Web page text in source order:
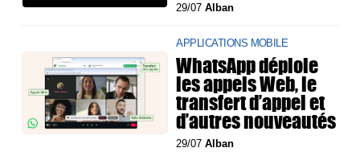
29/07Alban
APPLICATIONS MOBILE
WhatsApp déploie
les appels Web, le
transfert d’appel et
d’autres nouveautés
29/07Alban